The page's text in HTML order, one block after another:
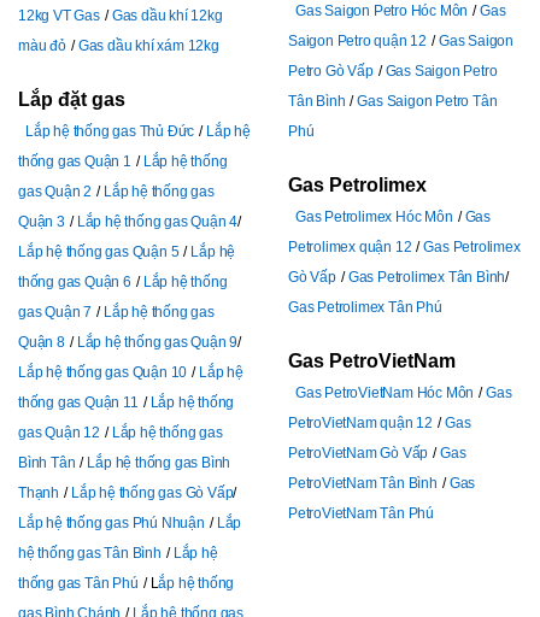
12kg VT Gas
Gas dầu khí 12kg
màu đỏ
Gas dầu khí xám 12kg
Lắp đặt gas
Lắp hệ thống gas Thủ Đức
Lắp hệ
thống gas Quận 1
Lắp hệ thống
gas Quận 2
Lắp hệ thống gas
Quận 3
Lắp hệ thống gas Quận 4
Lắp hệ thống gas Quận 5
Lắp hệ
thống gas Quận 6
Lắp hệ thống
gas Quận 7
Lắp hệ thống gas
Quận 8
Lắp hệ thống gas Quận 9
Lắp hệ thống gas Quận 10
Lắp hệ
thống gas Quận 11
Lắp hệ thống
gas Quận 12
Lắp hệ thống gas
Bình Tân
Lắp hệ thống gas Bình
Thạnh
Lắp hệ thống gas Gò Vấp
Lắp hệ thống gas Phú Nhuận
Lắp
hệ thống gas Tân Bình
Lắp hệ
thống gas Tân Phú
Lắp hệ thống
gas Bình Chánh
Lắp hệ thống gas
Gas Saigon Petro Hóc Môn
Gas
Saigon Petro quận 12
Gas Saigon
Petro Gò Vấp
Gas Saigon Petro
Tân Bình
Gas Saigon Petro Tân
Phú
Gas Petrolimex
Gas Petrolimex Hóc Môn
Gas
Petrolimex quận 12
Gas Petrolimex
Gò Vấp
Gas Petrolimex Tân Bình
Gas Petrolimex Tân Phú
Gas PetroVietNam
Gas PetroVietNam Hóc Môn
Gas
PetroVietNam quận 12
Gas
PetroVietNam Gò Vấp
Gas
PetroVietNam Tân Bình
Gas
PetroVietNam Tân Phú